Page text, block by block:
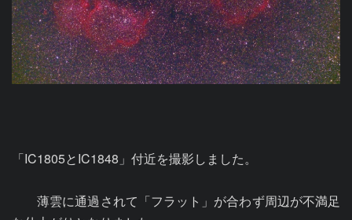
「IC1805とIC1848」付近を撮影しました。
薄雲に通過されて「フラット」が合わず周辺が不満足